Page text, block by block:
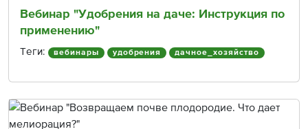
Вебинар "Удобрения на даче: Инструкция по
применению"
Теги: вебинары удобрения дачное_хозяйство